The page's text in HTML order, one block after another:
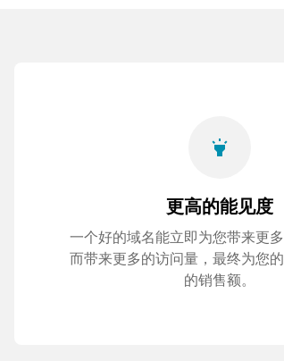
highlight
更高的能见度
一个好的域名能立即为您带来更
而带来更多的访问量，最终为您
的销售额。